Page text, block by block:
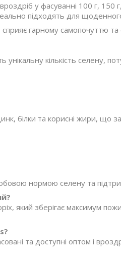
у фасуванні 100 г, 150
підходять для
гарному самопочуттю та
унікальну кількість селену,
білки та корисні жири,
нормою селену та
який зберігає максимум
та доступні оптом і